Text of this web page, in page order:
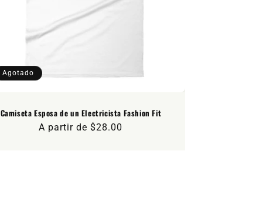
Agotado
Camiseta Esposa de un Electricista Fashion Fit
Precio
A partir de $28.00